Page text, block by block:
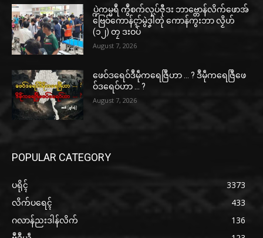
ပ္ဍဲကမ္မရဳ ကွဳစက်လုပ်ဇီုဒး ဘာဗ္တောန်လိက်ဖောအ်
ဗြေဝ်ကောန်ၚာ်မွဲဒၞါဲတုဲ ကောန်ကွးဘာ လၟိဟ်
(၁၂) တၠ ဒးဝပ်
August 7, 2026
ဖေဝ်ဒရေဝ်ဒဳမဵုကရေဇြဳဟာ … ? ဒဳမဵုကရေဇြဳဖေ
ဝ်ဒရေဝ်ဟာ … ?
August 7, 2026
POPULAR CATEGORY
ပရိုၚ်
3373
လိက်ပရေၚ်
433
ဂလာန်ညးဒါန်လိက်
136